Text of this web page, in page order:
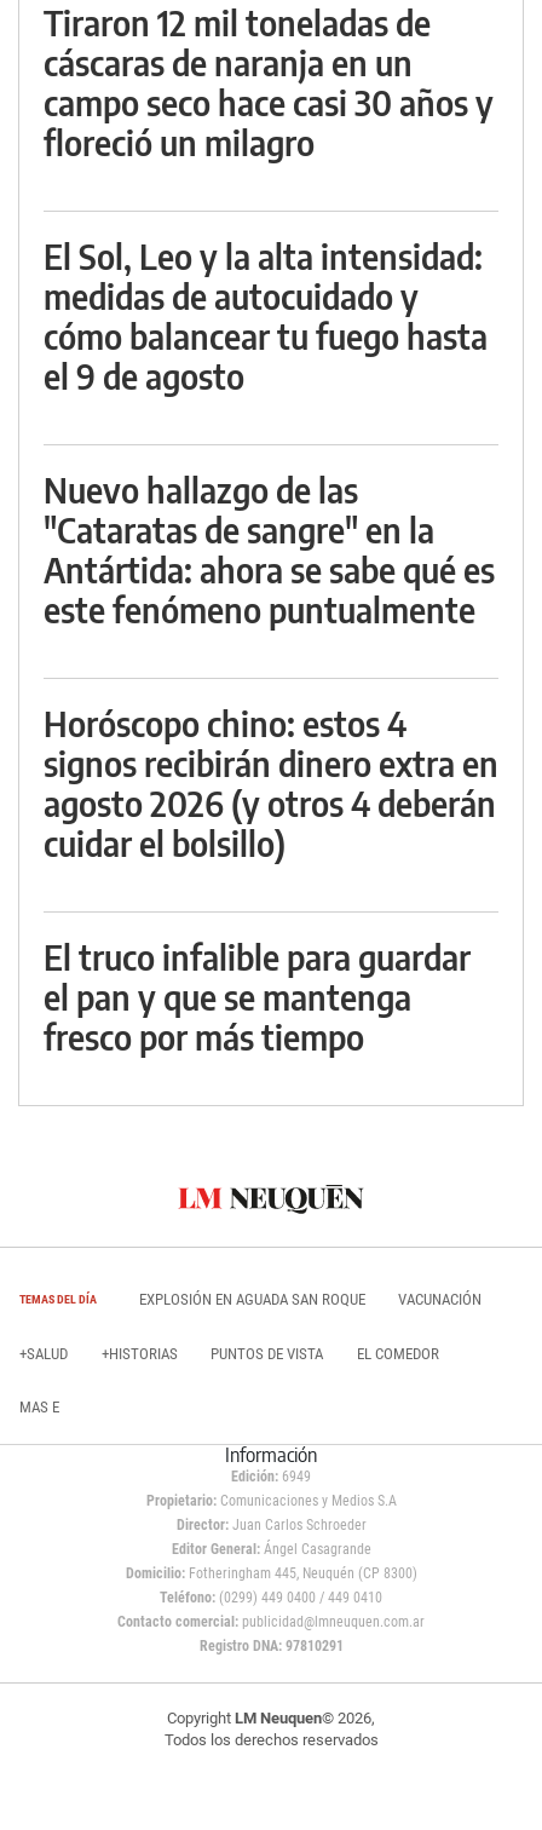
Tiraron 12 mil toneladas de
cáscaras de naranja en un
campo seco hace casi 30 años y
floreció un milagro
El Sol, Leo y la alta intensidad:
medidas de autocuidado y
cómo balancear tu fuego hasta
el 9 de agosto
Nuevo hallazgo de las
"Cataratas de sangre" en la
Antártida: ahora se sabe qué es
este fenómeno puntualmente
Horóscopo chino: estos 4
signos recibirán dinero extra en
agosto 2026 (y otros 4 deberán
cuidar el bolsillo)
El truco infalible para guardar
el pan y que se mantenga
fresco por más tiempo
TEMAS DEL DÍA EXPLOSIÓN EN AGUADA SAN ROQUE VACUNACIÓN
+SALUD +HISTORIAS PUNTOS DE VISTA EL COMEDOR
MAS E
Información
Edición: 6949
Propietario:Comunicaciones y Medios S.A
Director: Juan Carlos Schroeder
Editor General:Ángel Casagrande
Domicilio:Fotheringham 445, Neuquén (CP 8300)
Teléfono: (0299) 449 0400 / 449 0410
Contacto comercial: publicidad@lmneuquen.com.ar
Registro DNA: 97810291
Copyright LM Neuquen© 2026,
Todos los derechos reservados